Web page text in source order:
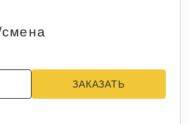
ЗАКАЗАТЬ